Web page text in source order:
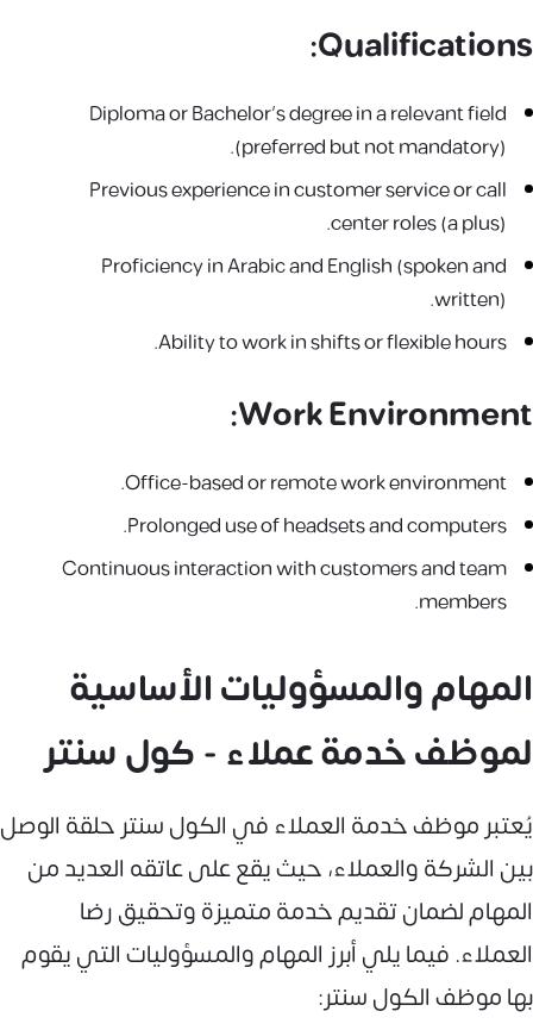
Qualifications:
Diploma or Bachelor’s degree in a relevant field
(preferred but not mandatory).
Previous experience in customer service or call
center roles (a plus).
Proficiency in Arabic and English (spoken and
written).
Ability to work in shifts or flexible hours.
Work Environment:
Office-based or remote work environment.
Prolonged use of headsets and computers.
Continuous interaction with customers and team
members.
المهام والمسؤوليات الأساسية
لموظف خدمة عملاء - كول سنتر
يُعتبر موظف خدمة العملاء في الكول سنتر حلقة الوصل
بين الشركة والعملاء، حيث يقع على عاتقه العديد من
المهام لضمان تقديم خدمة متميزة وتحقيق رضا
العملاء. فيما يلي أبرز المهام والمسؤوليات التي يقوم
بها موظف الكول سنتر: